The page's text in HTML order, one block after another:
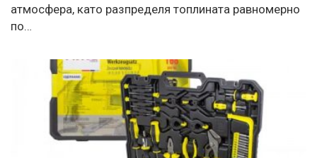
атмосфера, като разпределя топлината равномерно
по…